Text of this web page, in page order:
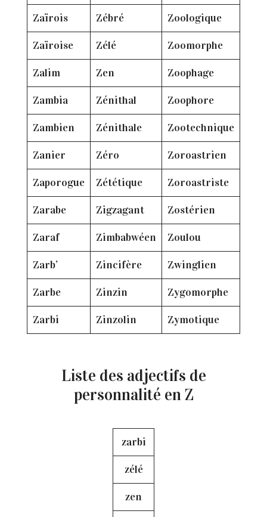
Zaïrois Zébré Zoologique
Zaïroise Zélé Zoomorphe
Zalim Zen Zoophage
Zambia Zénithal Zoophore
Zambien Zénithale Zootechnique
Zanier Zéro Zoroastrien
Zaporogue Zététique Zoroastriste
Zarabe Zigzagant Zostérien
Zaraf Zimbabwéen Zoulou
Zarb’ Zincifère Zwinglien
Zarbe Zinzin Zygomorphe
Zarbi Zinzolin Zymotique
Liste des adjectifs de
personnalité en Z
zarbi
zélé
zen